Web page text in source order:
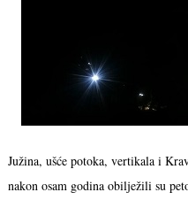
Južina, ušće potoka, vertikala i
nakon osam godina obilježili su